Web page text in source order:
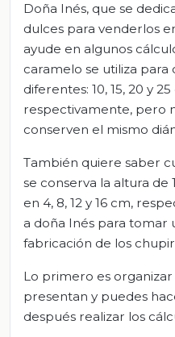
Doña Inés, que se
dulces para venderlos
ayude en algunos
caramelo se utiliza
diferentes: 10, 15, 20 y
respectivamente, pero
conserven el mismo
También quiere saber
se conserva la altura de
en 4, 8, 12 y 16 cm,
a doña Inés para tomar
fabricación de los
Lo primero es organizar
presentan y puedes
después realizar los